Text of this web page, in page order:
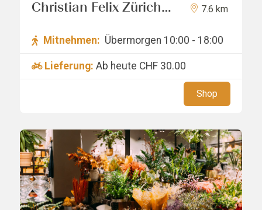
Christian Felix Zürich
7.6 km
Mitnehmen: Übermorgen 10:00 - 18:00
Lieferung: Ab heute CHF 30.00
Shop